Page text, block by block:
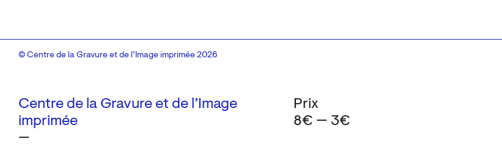
Centre de la Gravure et de l’Image
imprimée
—
Prix
8€ — 3€
© Centre de la Gravure et de l’Image imprimée 2026